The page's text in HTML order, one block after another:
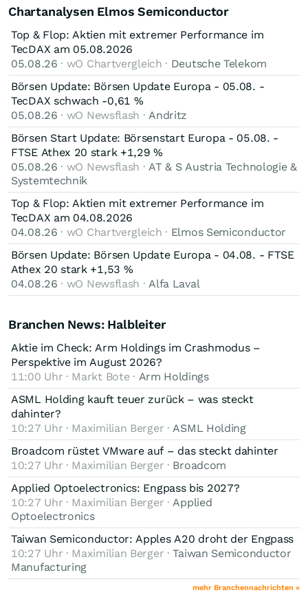
Chartanalysen Elmos Semiconductor
Top & Flop: Aktien mit extremer Performance im
TecDAX am 05.08.2026
05.08.26 · wO Chartvergleich · Deutsche Telekom
Börsen Update: Börsen Update Europa - 05.08. -
TecDAX schwach -0,61 %
05.08.26 · wO Newsflash · Andritz
Börsen Start Update: Börsenstart Europa - 05.08. -
FTSE Athex 20 stark +1,29 %
05.08.26 · wO Newsflash · AT & S Austria Technologie &
Systemtechnik
Top & Flop: Aktien mit extremer Performance im
TecDAX am 04.08.2026
04.08.26 · wO Chartvergleich · Elmos Semiconductor
Börsen Update: Börsen Update Europa - 04.08. - FTSE
Athex 20 stark +1,53 %
04.08.26 · wO Newsflash · Alfa Laval
Branchen News: Halbleiter
Aktie im Check: Arm Holdings im Crashmodus –
Perspektive im August 2026?
11:00 Uhr · Markt Bote · Arm Holdings
ASML Holding kauft teuer zurück – was steckt
dahinter?
10:27 Uhr · Maximilian Berger · ASML Holding
Broadcom rüstet VMware auf – das steckt dahinter
10:27 Uhr · Maximilian Berger · Broadcom
Applied Optoelectronics: Engpass bis 2027?
10:27 Uhr · Maximilian Berger · Applied
Optoelectronics
Taiwan Semiconductor: Apples A20 droht der Engpass
10:27 Uhr · Maximilian Berger ·Taiwan Semiconductor
Manufacturing
mehr Branchennachrichten »